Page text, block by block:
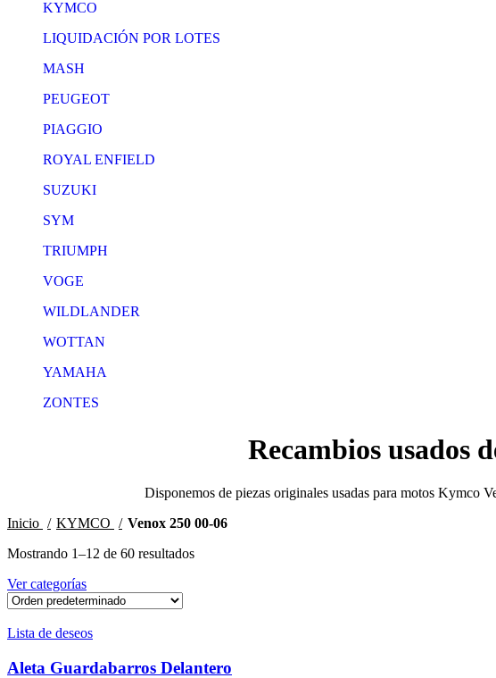
KYMCO
LIQUIDACIÓN POR LOTES
MASH
PEUGEOT
PIAGGIO
ROYAL ENFIELD
SUZUKI
SYM
TRIUMPH
VOGE
WILDLANDER
WOTTAN
YAMAHA
ZONTES
Recambios usados
Disponemos de piezas originales usadas para motos Kymco
Inicio
KYMCO
Venox 250 00-06
Mostrando 1–12 de 60 resultados
Ver categorías
Lista de deseos
Aleta Guardabarros Delantero